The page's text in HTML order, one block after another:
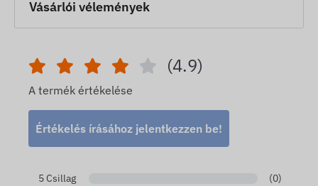
Vásárlói vélemények
(4.9)
A termék értékelése
Értékelés írásához jelentkezzen be!
5 Csillag
(0)